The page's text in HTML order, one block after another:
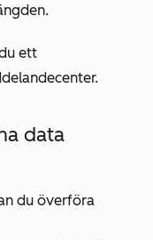
ett
data
du överföra